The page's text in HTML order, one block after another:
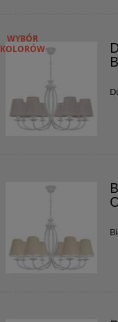
WYBÓR
KOLORÓW